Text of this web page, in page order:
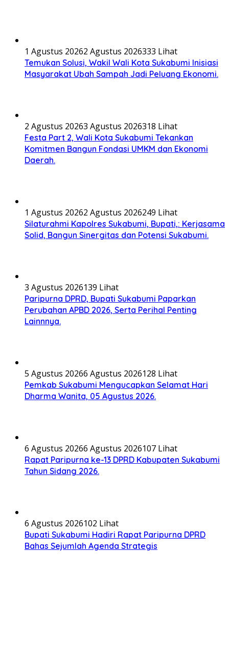
1 Agustus 20262 Agustus 2026333 Lihat
Temukan Solusi, Wakil Wali Kota Sukabumi Inisiasi
Masyarakat Ubah Sampah Jadi Peluang Ekonomi.
2 Agustus 20263 Agustus 2026318 Lihat
Festa Part 2, Wali Kota Sukabumi Tekankan
Komitmen Bangun Fondasi UMKM dan Ekonomi
Daerah.
1 Agustus 20262 Agustus 2026249 Lihat
Silaturahmi Kapolres Sukabumi, Bupati,: Kerjasama
Solid, Bangun Sinergitas dan Potensi Sukabumi.
3 Agustus 2026139 Lihat
Paripurna DPRD, Bupati Sukabumi Paparkan
Perubahan APBD 2026, Serta Perihal Penting
Lainnnya.
5 Agustus 20266 Agustus 2026128 Lihat
Pemkab Sukabumi Mengucapkan Selamat Hari
Dharma Wanita, 05 Agustus 2026.
6 Agustus 20266 Agustus 2026107 Lihat
Rapat Paripurna ke-13 DPRD Kabupaten Sukabumi
Tahun Sidang 2026.
6 Agustus 2026102 Lihat
Bupati Sukabumi Hadiri Rapat Paripurna DPRD
Bahas Sejumlah Agenda Strategis